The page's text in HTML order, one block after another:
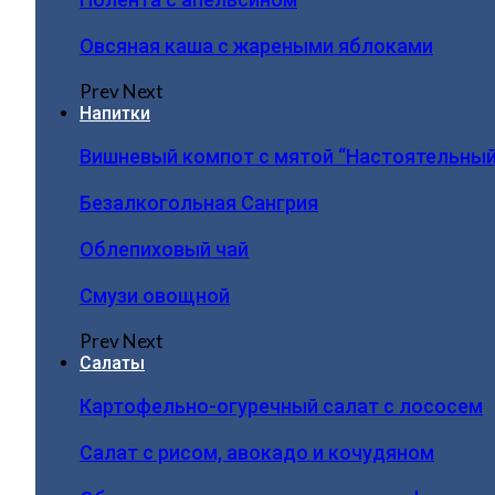
Овсяная каша с жареными яблоками
PrevNext
Напитки
Вишневый компот с мятой
Безалкогольная Сангрия
Облепиховый чай
Смузи овощной
PrevNext
Салаты
Картофельно-огуречный салат с лососем
Салат с рисом, авокадо и кочудяном